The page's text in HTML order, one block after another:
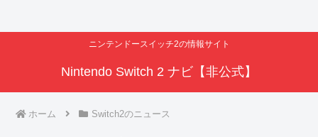
ニンテンドースイッチ2の情報サイト
Nintendo Switch 2 ナビ【非公式】
ホーム Switch2のニュース